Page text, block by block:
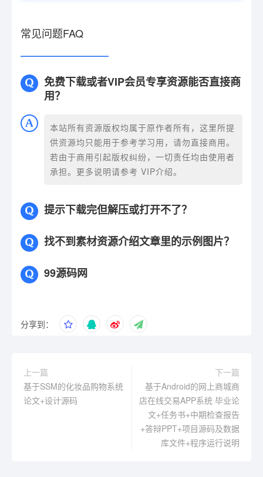
常见问题FAQ
免费下载或者VIP会员专享资源能否直接商
用？
本站所有资源版权均属于原作者所有，这里所提
供资源均只能用于参考学习用，请勿直接商用。
若由于商用引起版权纠纷，一切责任均由使用者
承担。更多说明请参考 VIP介绍。
提示下载完但解压或打开不了？
找不到素材资源介绍文章里的示例图片？
99源码网
分享到：
上一篇
基于SSM的化妆品购物系统
论文+设计源码
下一篇
基于Android的网上商城商
店在线交易APP系统 毕业论
文+任务书+中期检查报告
+答辩PPT+项目源码及数据
库文件+程序运行说明